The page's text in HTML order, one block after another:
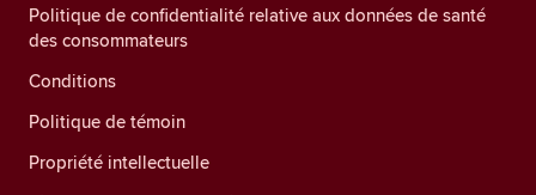
Politique de confidentialité relative aux données de santé
des consommateurs
Conditions
Politique de témoin
Propriété intellectuelle